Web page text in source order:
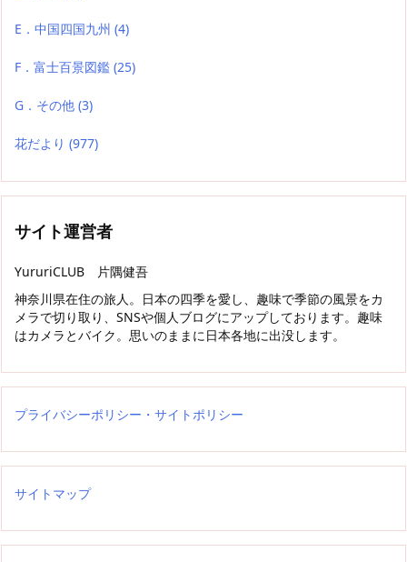
E．中国四国九州 (4)
F．富士百景図鑑 (25)
G．その他 (3)
花だより (977)
サイト運営者
YururiCLUB 片隅健吾
神奈川県在住の旅人。日本の四季を愛し、趣味で季節の風景をカ
メラで切り取り、SNSや個人ブログにアップしております。趣味
はカメラとバイク。思いのままに日本各地に出没します。
プライバシーポリシー・サイトポリシー
サイトマップ